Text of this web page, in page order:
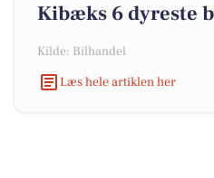
Kibæks 6 dyreste
Kilde: Bilhandel
Læs hele artiklen her